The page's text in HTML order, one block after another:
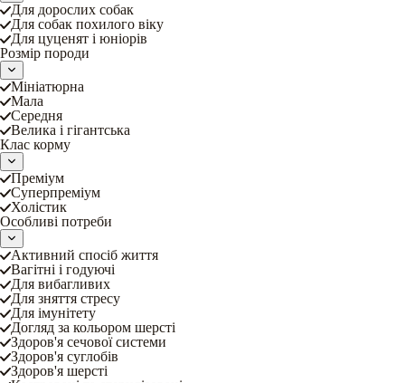
Для дорослих собак
Для собак похилого віку
Для цуценят і юніорів
Розмір породи
Мініатюрна
Мала
Середня
Велика і гігантська
Клас корму
Преміум
Суперпреміум
Холістик
Особливі потреби
Активний спосіб життя
Вагітні і годуючі
Для вибагливих
Для зняття стресу
Для імунітету
Догляд за кольором шерсті
Здоров'я сечової системи
Здоров'я суглобів
Здоров'я шерсті